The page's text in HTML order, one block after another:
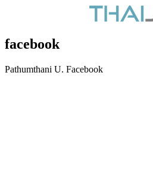
facebook
Pathumthani U. Facebook